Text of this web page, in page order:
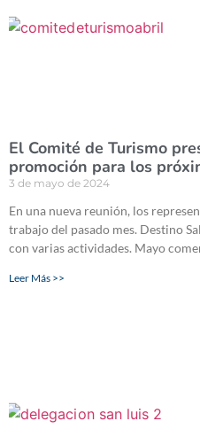
El Comité de Turismo
promoción para los
3 de mayo de 2024
En una nueva reunión, los
trabajo del pasado mes. Destino
con varias actividades. Mayo
Leer Más >>